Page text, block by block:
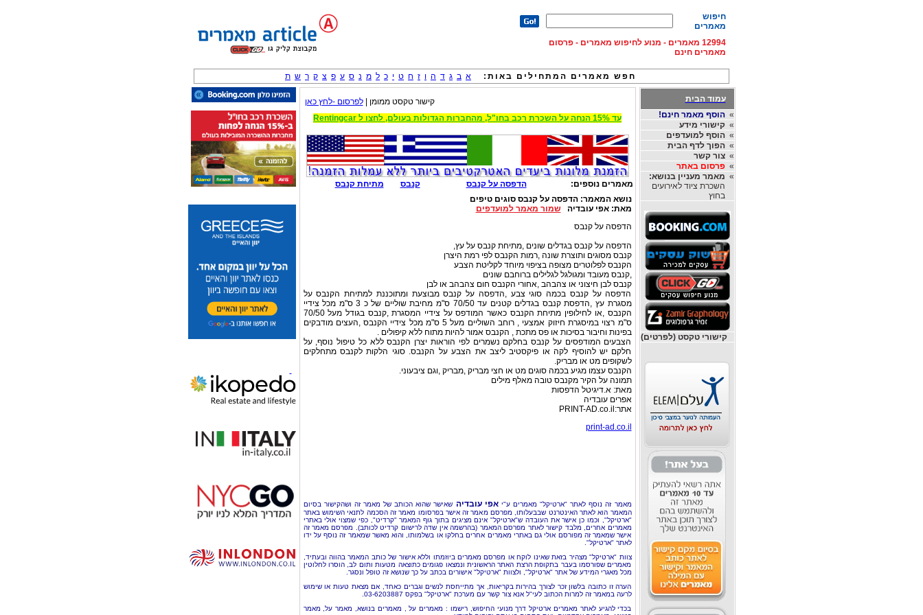
חיפוש
מאמרים
12994 מאמרים - מנוע לחיפוש מאמרים - פרסום
מאמרים חינם
חפש מאמרים המתחילים באות: א ב ג ד ה ו ז ח ט י כ ל מ נ ס ע פ צ ק ר ש ת
עמוד הבית
»הוסף מאמר חינם!
»קישורי מידע
»הוסף למועדפים
»הפוך לדף הבית
»צור קשר
»פרסום באתר
» מאמר מעניין בנושא:
השכרת ציוד לאירועים
בחוץ
קישורי טקסט (לפרטים)
קישור טקסט ממומן |לפרסום -לחץ כאן
עד 15% הנחה על השכרת רכב בחו"ל, מהחברות הגדולות בעולם, לחצו ל Rentingcar
מאמרים נוספים: הדפסה על קנבס קנבס
מתיחת קנבס
נושא המאמר:הדפסה על קנבס סוגים טיפים
מאת:אפי עובדיהשמור מאמר למועדפים
הדפסה על קנבס
הדפסה על קנבס בגדלים שונים ,מתיחת קנבס על עץ,
קנבס מסוגים ותוצרת שונה ,רמות הקנבס לפי רמת היצרן
הקנבס לפלוטרים מצופה בציפוי מיוחד לקליטת הצבע
,קנבס מעובד ומגולגל לגלילים ברוחבם שונים
קנבס לבן חיצוני או צהבהב ,אחורי הקנבס חום צהבהב או לבן
הדפסה על קנבס בכמה סוגי צבע ,הדפסה על קנבס מבוצעת ומתוכננת למתיחת הקנבס על
מסגרת עץ ,הדפסת קנבס בגדלים קטנים עד 70/50 ס"מ מחיבת שוליים של כ 3 ס"מ מכל צידיי
הקנבס ,או לחילופין מתיחת הקנבס כאשר המודפס על צידיי המסגרת ,קנבס בגודל מעל 70/50
ס"מ רצוי במיסגרת חיזוק אמצעי , רוחב השוליים מעל 5 ס"מ מכל צידיי הקנבס ,העצים מודבקים
בפינות וחיבור בסיכות או פס מתכת , הקנבס אמור להיות מתוח ללא קיפולים .
הצבעים המודפסים על קנבס בחלקם נשמרים לפי הוראות יצרן הקנבס ללא כל טיפול נוסף, על
חלקם יש להוסיף לקה או פיקסטיב ליצב את הצבע על הקנבס. סוגי הלקות לקנבס מתחלקים
לשקופים מט או מבריק.
הקנבס עצמו מגיע בכמה סוגים מט או חצי מבריק ,מבריק ,וגם ציבעוני.
תמונה על הקיר מקנבס טובה מאלף מילים
מאת: א.דיגיטל הדפסות
אפרים עובדיה
אתר:PRINT-AD.co.il
print-ad.co.il
מאמר זה נוסף לאתר "ארטיקל" מאמרים ע"יאפי עובדיה שאישר שהוא הכותב של מאמר זה ושהקישור בסיום
המאמר הוא לאתר האינטרנט שבבעלותו, מפרסם מאמר זה אישר בפרסומו מאמר זה הסכמה לתנאי השימוש באתר
"ארטיקל", וכמו כן אישר את העובדה ש"ארטיקל" אינם מציגים בתוך גוף המאמר "קרדיט", כפי שמצוי אולי באתרי
מאמרים אחרים, מלבד קישור לאתר מפרסם המאמר (בהרשמה אין שדה לרישום קרדיט לכותב). מפרסם מאמר זה
אישר שמאמר זה מפורסם אולי גם באתרי מאמרים אחרים בחלקו או בשלמותו, והוא מאשר שמאמר זה נוסף על ידו
לאתר "ארטיקל".
צוות "ארטיקל" מצהיר בזאת שאינו לוקח או מפרסם מאמרים ביוזמתו וללא אישור של כותב המאמר בהווה ובעתיד,
מאמרים שפורסמו בעבר בתקופת הרצת האתר הראשונית ונמצאו פגומים כתוצאה מטעות ותום לב, הוסרו לחלוטין
מכל מאגרי המידע של אתר "ארטיקל", ולצוות "ארטיקל" אישורים בכתב על כך שנושא זה טופל ונסגר.
הערה זו כתובה בלשון זכר לצורך בהירות בקריאות, אך מתייחסת לנשים וגברים כאחד, אם מצאת טעות או שימוש
לרעה במאמר זה למרות הכתוב לעי"ל אנא צור קשר עם מערכת "ארטיקל" בפקס 03-6203887.
בכדי להגיע לאתר מאמרים ארטיקל דרך מנועי החיפוש, רישמו : מאמרים על , מאמרים בנושא, מאמר על, מאמר